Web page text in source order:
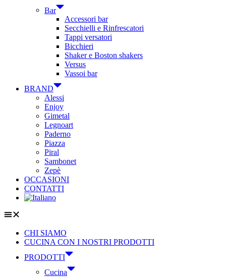
Bar
Accessori bar
Secchielli e Rinfrescatori
Tappi versatori
Bicchieri
Shaker e Boston shakers
Versus
Vassoi bar
BRAND
Alessi
Enjoy
Gimetal
Legnoart
Paderno
Piazza
Piral
Sambonet
Zepè
OCCASIONI
CONTATTI
CHI SIAMO
CUCINA CON I NOSTRI PRODOTTI
PRODOTTI
Cucina